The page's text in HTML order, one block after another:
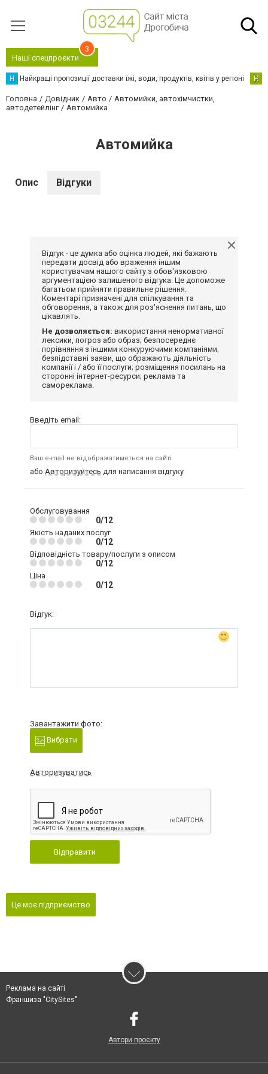
Наші спецпроєкти
3
Н Найкращі пропозиції доставки їжі, води, продуктів, квітів у регіоні Н
Головна Довідник Авто
Автомийки, автохімчистки,
автодетейлінг
Автомийка
Автомийка
Опис Відгуки
Відгук - це думка або оцінка людей, які бажають
передати досвід або враження іншим
користувачам нашого сайту з обов'язковою
аргументацією залишеного відгука. Це допоможе
багатьом прийняти правильне рішення.
Коментарі призначені для спілкування та
обговорення, а також для роз'яснення питань, що
цікавлять.
Не дозволяється: використання ненормативної
лексики, погроз або образ; безпосереднє
порівняння з іншими конкуруючими компаніями;
безпідставні заяви, що ображають діяльність
компанії і / або її послуги; розміщення посилань на
сторонні інтернет-ресурси; реклама та
самореклама.
Введіть email:
Ваш e-mail не відображатиметься на сайті
або Авторизуйтесь для написання відгуку
Обслуговування
0/12
Якість наданих послуг
0/12
Відповідність товару/послуги з описом
0/12
Ціна
0/12
Відгук:
Завантажити фото:
Вибрати
Авторизуватись
Відправити
Це моє підприємство
Реклама на сайті
Франшиза "CitySites"
Автори проєкту